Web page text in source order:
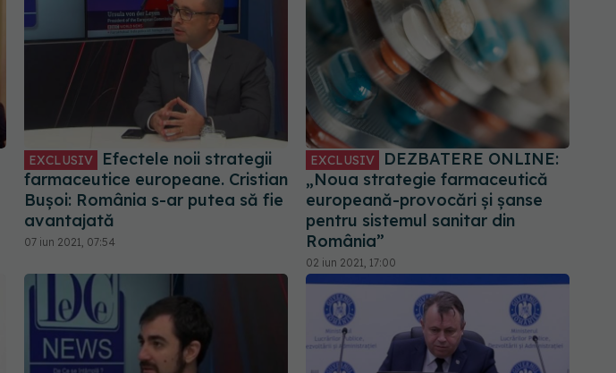
EXCLUSIV
Efectele noii strategii
farmaceutice europeane. Cristian
Bușoi: România s-ar putea să fie
avantajată
07 iun 2021, 07:54
EXCLUSIV
DEZBATERE ONLINE:
„Noua strategie farmaceutică
europeană-provocări și șanse
pentru sistemul sanitar din
România”
02 iun 2021, 17:00